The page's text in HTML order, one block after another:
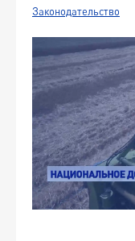
Законодательство